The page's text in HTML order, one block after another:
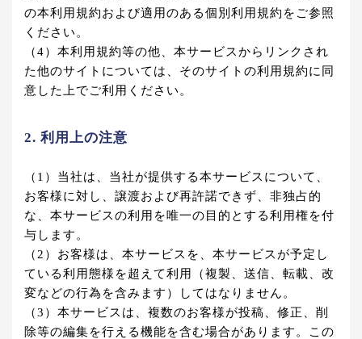
の本利用規約および適用のある個別利用規約をご参照
ください。
（4）本利用規約等の他、本サービスからリンクされ
た他のサイトについては、そのサイトの利用規約に同
意した上でご利用ください。
2. 利用上の注意
（1）当社は、当社が提供する本サービスについて、
お客様に対し、譲渡および再許諾できず、非独占的
な、本サービスの利用を唯一の目的とする利用権を付
与します。
（2）お客様は、本サービスを、本サービスが予定し
ている利用態様を超えて利用（複製、送信、転載、改
変などの行為を含みます）してはなりません。
（3）本サービスは、複数のお客様が投稿、修正、削
除等の編集を行える機能を含む場合があります。この